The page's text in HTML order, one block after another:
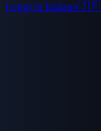
Leggi in Italiano🇯🇵